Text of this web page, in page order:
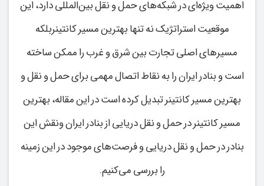
اهمیت ویژه‌ای در شبکه‌های حمل و نقل بین‌المللی دارد، این
موقعیت استراتژیک نه ‌تنها بهترین مسیر کانتینربلکه
مسیرهای اصلی تجارت بین شرق و غرب را ممکن ساخته
است و بنادر ایران را به نقاط اتصال مهمی برای حمل و نقل و
بهترین مسیر کانتینر تبدیل کرده است در این مقاله، بهترین
مسیر کانتینر در حمل و نقل دریایی از بنادر ایران ونقش این
بنادر در حمل و نقل دریایی و فرصت‌های موجود در این زمینه
را بررسی می‌کنیم.